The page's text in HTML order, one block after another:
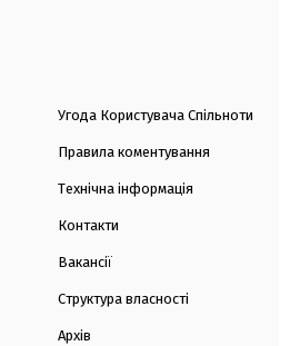
Угода Користувача Спільноти
Правила коментування
Технічна інформація
Контакти
Вакансії
Структура власності
Архів